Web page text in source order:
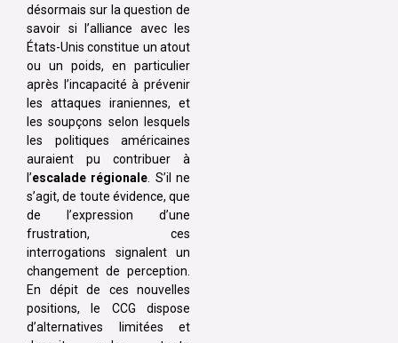
désormais sur la question de
savoir si l’alliance avec les
États-Unis constitue un atout
ou un poids, en particulier
après l’incapacité à prévenir
les attaques iraniennes, et
les soupçons selon lesquels
les politiques américaines
auraient pu contribuer à
l’escalade régionale . S’il ne
s’agit, de toute évidence, que
de l’expression d’une
frustration, ces
interrogations signalent un
changement de perception.
En dépit de ces nouvelles
positions, le CCG dispose
d’alternatives limitées et